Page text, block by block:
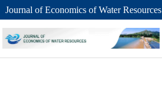
Journal of Economics of Water Resources